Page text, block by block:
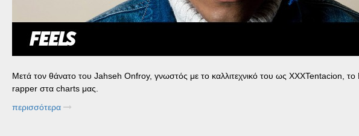
Μετά τον θάνατο του Jahseh Onfroy, γνωστός με το καλλιτεχνικό του ως XXXTentacion,
rapper στα charts μας.
περισσότερα